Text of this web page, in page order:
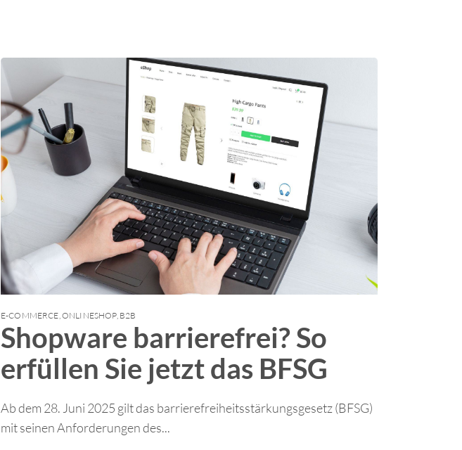
E-COMMERCE,ONLINESHOP, B2B
Shopware barrierefrei? So
erfüllen Sie jetzt das BFSG
Ab dem 28. Juni 2025 gilt das barrierefreiheitsstärkungsgesetz (BFSG)
mit seinen Anforderungen des...